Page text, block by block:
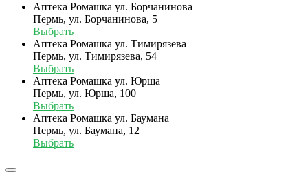
Аптека Ромашка ул. Борчанинова
Пермь, ул. Борчанинова, 5
Выбрать
Аптека Ромашка ул. Тимирязева
Пермь, ул. Тимирязева, 54
Выбрать
Аптека Ромашка ул. Юрша
Пермь, ул. Юрша, 100
Выбрать
Аптека Ромашка ул. Баумана
Пермь, ул. Баумана, 12
Выбрать